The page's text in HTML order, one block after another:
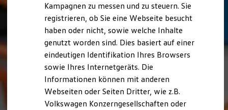
Kampagnen zu messen und zu steuern. Sie
registrieren, ob Sie eine Webseite besucht
haben oder nicht, sowie welche Inhalte
genutzt worden sind. Dies basiert auf einer
eindeutigen Identifikation Ihres Browsers
sowie Ihres Internetgeräts. Die
Informationen können mit anderen
Webseiten oder Seiten Dritter, wie z.B.
Volkswagen Konzerngesellschaften oder